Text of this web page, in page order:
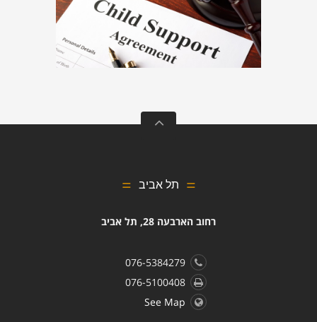
תל אביב
רחוב הארבעה 28, תל אביב
076-5384279
076-5100408
See Map